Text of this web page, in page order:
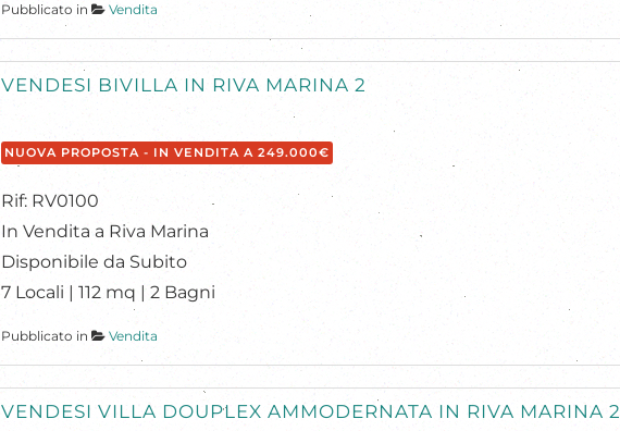
Pubblicato in Vendita
VENDESI BIVILLA IN RIVA MARINA 2
NUOVA PROPOSTA - IN VENDITA A 249.000€
Rif: RV0100
In Vendita a Riva Marina
Disponibile da Subito
7 Locali | 112 mq | 2 Bagni
Pubblicato in Vendita
VENDESI VILLA DOUPLEX AMMODERNATA IN RIVA MARINA 2